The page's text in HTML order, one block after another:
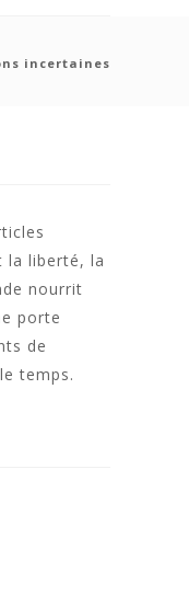
incertaines
la liberté, la
nourrit
porte
de
temps.